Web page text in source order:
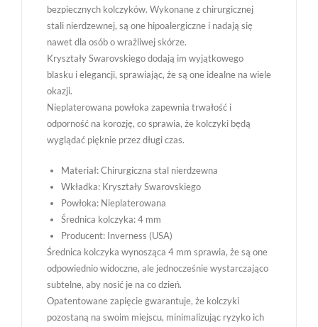
bezpiecznych kolczyków. Wykonane z chirurgicznej
stali nierdzewnej, są one hipoalergiczne i nadają się
nawet dla osób o wrażliwej skórze.
Kryształy Swarovskiego dodają im wyjątkowego
blasku i elegancji, sprawiając, że są one idealne na wiele
okazji.
Nieplaterowana powłoka zapewnia trwałość i
odporność na korozję, co sprawia, że kolczyki będą
wyglądać pięknie przez długi czas.
Materiał: Chirurgiczna stal nierdzewna
Wkładka: Kryształy Swarovskiego
Powłoka: Nieplaterowana
Średnica kolczyka: 4 mm
Producent: Inverness (USA)
Średnica kolczyka wynosząca 4 mm sprawia, że są one
odpowiednio widoczne, ale jednocześnie wystarczająco
subtelne, aby nosić je na co dzień.
Opatentowane zapięcie gwarantuje, że kolczyki
pozostaną na swoim miejscu, minimalizując ryzyko ich